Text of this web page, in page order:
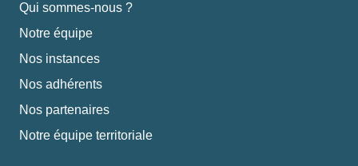
Qui sommes-nous ?
Notre équipe
Nos instances
Nos adhérents
Nos partenaires
Notre équipe territoriale